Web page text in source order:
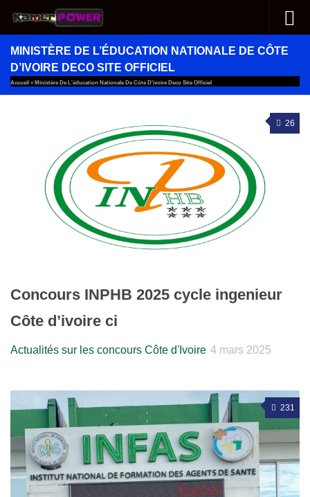
Au dessous du contenu
MINISTÈRE DE L’ÉDUCATION NATIONALE DE CÔTE
D’IVOIRE DECO SITE OFFICIEL
Accueil » Ministère De L'éducation Nationale De Côte D'ivoire Deco Site Officiel
26
Concours INPHB 2025 cycle ingenieur
Côte d’ivoire ci
Actualités sur les concours Côte d'Ivoire 4 mars 2025
231